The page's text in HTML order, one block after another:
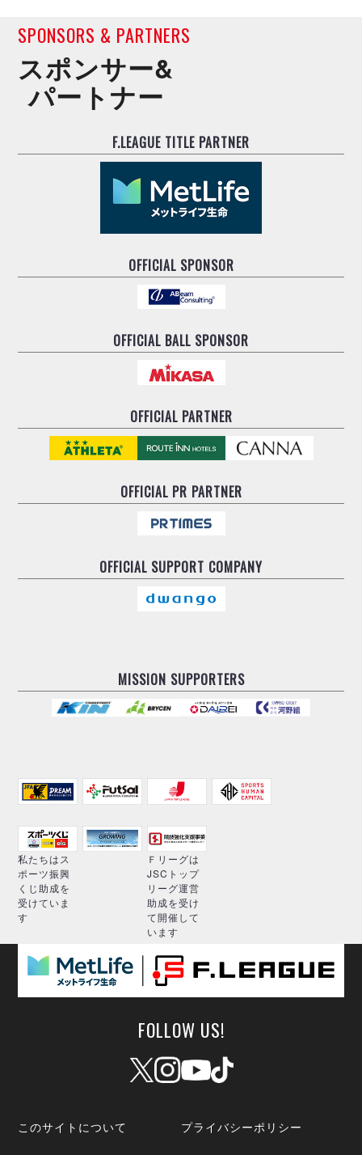
SPONSORS & PARTNERS
スポンサー&
パートナー
F.LEAGUE TITLE PARTNER
OFFICIAL SPONSOR
OFFICIAL BALL SPONSOR
OFFICIAL PARTNER
OFFICIALPR PARTNER
OFFICIAL SUPPORT COMPANY
MISSION SUPPORTERS
私たちはス
ポーツ振興
くじ助成を
受けていま
す
Ｆリーグは
JSCトップ
リーグ運営
助成を受け
て開催して
います
FOLLOW US!
このサイトについて プライバシーポリシー